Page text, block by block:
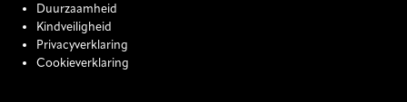
Duurzaamheid
Kindveiligheid
Privacyverklaring
Cookieverklaring